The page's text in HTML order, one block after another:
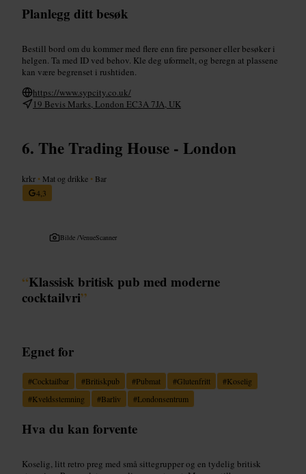
Planlegg ditt besøk
Bestill bord om du kommer med flere enn fire personer eller besøker i
helgen. Ta med ID ved behov. Kle deg uformelt, og beregn at plassene
kan være begrenset i rushtiden.
https://www.sypcity.co.uk/
19 Bevis Marks, London EC3A 7JA, UK
The Trading House - London
krkr • Mat og drikke • Bar
4,3
Bilde /VenueScanner
“Klassisk britisk pub med moderne
cocktailvri”
Egnet for
#Cocktailbar #Britiskpub #Pubmat #Glutenfritt #Koselig
#Kveldsstemning #Barliv #Londonsentrum
Hva du kan forvente
Koselig, litt retro preg med små sittegrupper og en tydelig britisk